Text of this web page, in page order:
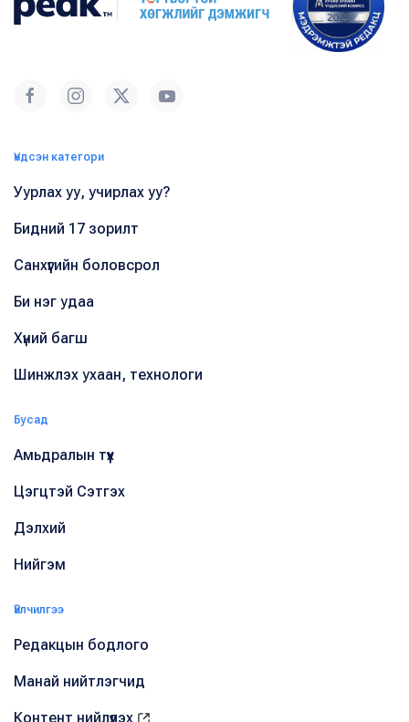
Үндсэн категори
Уурлах уу, учирлах уу?
Бидний 17 зорилт
Санхүүгийн боловсрол
Би нэг удаа
Хүний багш
Шинжлэх ухаан, технологи
Бусад
Амьдралын түүх
Цэгцтэй Сэтгэх
Дэлхий
Нийгэм
Үйлчилгээ
Редакцын бодлого
Манай нийтлэгчид
Контент нийлүүлэх